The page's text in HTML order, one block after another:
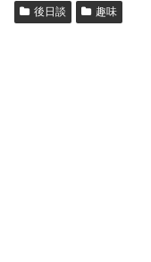
後日談 趣味